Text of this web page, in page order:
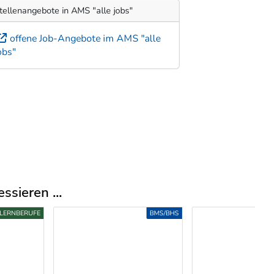
in AMS "alle jobs"
offene Job-Angebote im AMS "alle
...
BMS/BHS